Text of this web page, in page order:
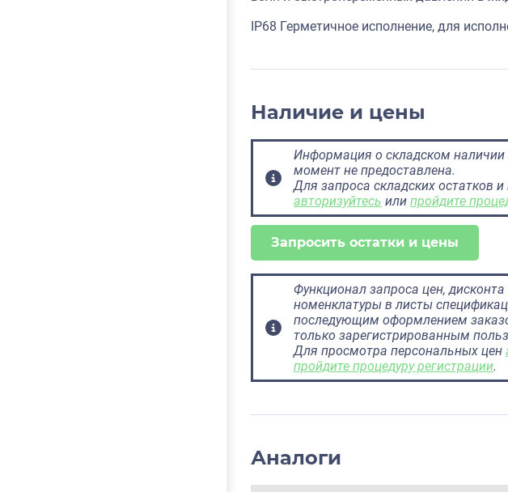
IP68 Герметичное исполнение, для
Наличие и цены
Информация о складском наличии
момент не предоставлена.
Для запроса складских остатков
авторизуйтесь или пройдите
Запросить остатки и цены
Функционал запроса цен,
номенклатуры в листы
последующим оформлением
только зарегистрированным
Для просмотра персональных цен
пройдите процедуру регистрации.
Аналоги